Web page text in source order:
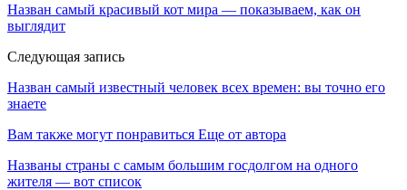
Назван самый красивый кот мира — показываем, как он
выглядит
Следующая запись
Назван самый известный человек всех времен: вы точно его
знаете
Вам также могут понравиться Еще от автора
Названы страны с самым большим госдолгом на одного
жителя — вот список